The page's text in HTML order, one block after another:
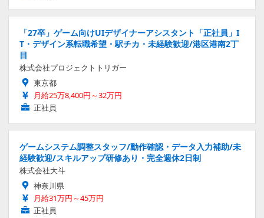
「27卒」ゲーム向けUIデザイナーアシスタント「正社員」I
T・デザイン系転職希望・駅チカ・未経験歓迎/港区港南2丁
目
株式会社プロジェクトトリガー
東京都
月給25万8,400円～32万円
正社員
ゲームシステム調整スタッフ/動作確認・データ入力補助/未
経験歓迎/スキルアップ研修あり・完全週休2日制
株式会社大斗
神奈川県
月給31万円～45万円
正社員